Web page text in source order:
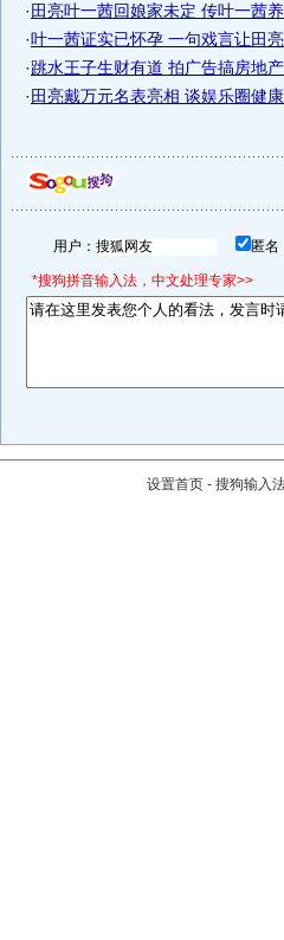
· 田亮叶一茜回娘家未定 传叶一茜养
·叶一茜证实已怀孕 一句戏言让田亮
·跳水王子生财有道 拍广告搞房地
· 田亮戴万元名表亮相 谈娱乐圈健康
用户： 匿
*搜狗拼音输入法，中文处理专家>>
设置首页 - 搜狗输入